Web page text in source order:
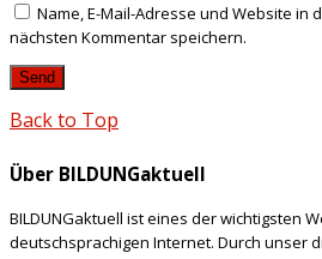
Name, E-Mail-Adresse und Website in
nächsten Kommentar speichern.
Back to Top
Über BILDUNGaktuell
BILDUNGaktuell ist eines der wichtigsten
deutschsprachigen Internet. Durch unser